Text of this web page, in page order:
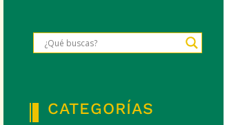
CATEGORÍAS